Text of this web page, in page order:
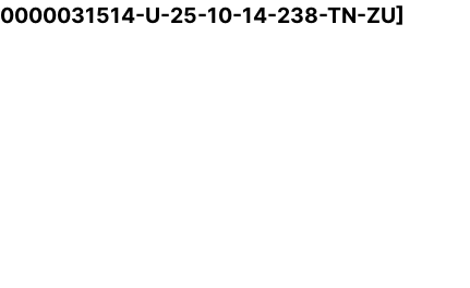
U-25-10-14-238-TN-ZU]